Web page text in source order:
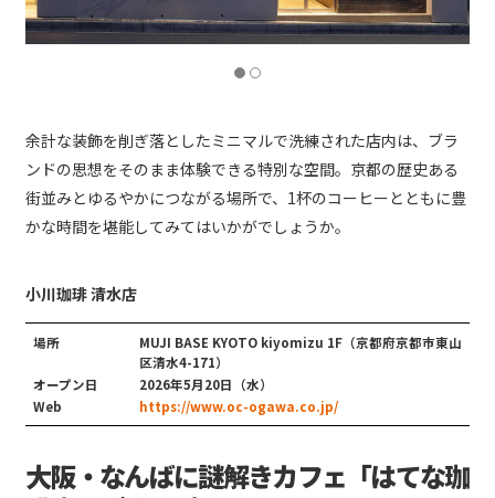
余計な装飾を削ぎ落としたミニマルで洗練された店内は、ブラ
ンドの思想をそのまま体験できる特別な空間。京都の歴史ある
街並みとゆるやかにつながる場所で、1杯のコーヒーとともに豊
かな時間を堪能してみてはいかがでしょうか。
小川珈琲 清水店
場所
MUJI BASE KYOTO kiyomizu 1F（京都府京都市東山
区清水4-171）
オープン日
2026年5月20日（水）
Web
https://www.oc-ogawa.co.jp/
大阪・なんばに謎解きカフェ「はてな珈